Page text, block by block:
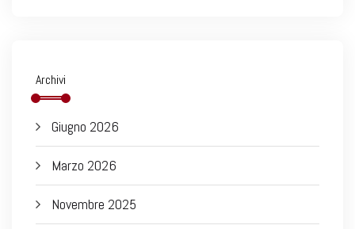
Archivi
Giugno 2026
Marzo 2026
Novembre 2025